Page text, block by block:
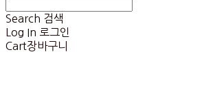
Search 검색
Log In 로그인
Cart장바구니